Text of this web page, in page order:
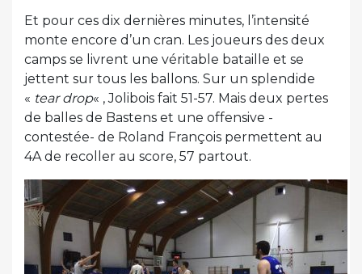
Et pour ces dix dernières minutes, l’intensité
monte encore d’un cran. Les joueurs des deux
camps se livrent une véritable bataille et se
jettent sur tous les ballons. Sur un splendide
« tear drop« , Jolibois fait 51-57. Mais deux pertes
de balles de Bastens et une offensive -
contestée- de Roland François permettent au
4A de recoller au score, 57 partout.